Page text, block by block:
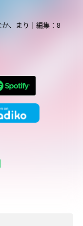
か、まり｜編集：8